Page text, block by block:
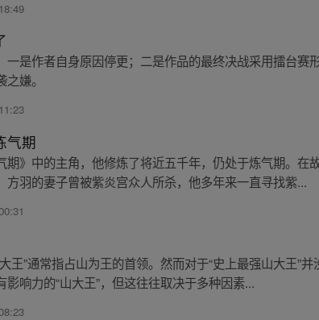
一是作者自身原因停更；二是作品的最终决战采用擂台
嫌。
气期
期》中的主角，他修炼了将近五千年，仍处于炼气期。
方羽的妻子曾被紫炎宫众人所杀，他多年来一直寻找紫...
王”通常指占山为王的首领。然而对于“史上最强山大王”
响力的“山大王”，但这往往取决于多种因素...